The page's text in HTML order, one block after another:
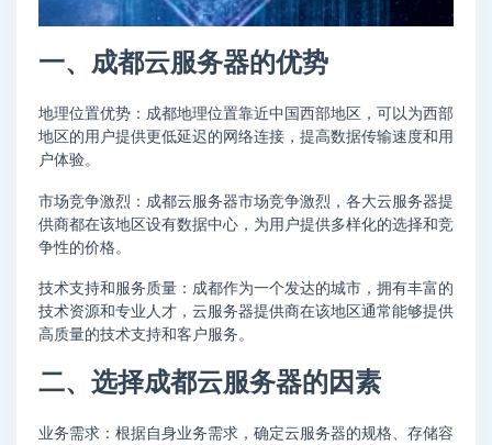
一、成都云服务器的优势
地理位置优势：成都地理位置靠近中国西部地区，可以为西部
地区的用户提供更低延迟的网络连接，提高数据传输速度和用
户体验。
市场竞争激烈：成都云服务器市场竞争激烈，各大云服务器提
供商都在该地区设有数据中心，为用户提供多样化的选择和竞
争性的价格。
技术支持和服务质量：成都作为一个发达的城市，拥有丰富的
技术资源和专业人才，云服务器提供商在该地区通常能够提供
高质量的技术支持和客户服务。
二、选择成都云服务器的因素
业务需求：根据自身业务需求，确定云服务器的规格、存储容